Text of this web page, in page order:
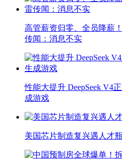
高管薪资归零、全员降薪
传闻：消息不实
性能大提升 DeepSeek V4
成游戏
美国芯片制造复兴遇人才